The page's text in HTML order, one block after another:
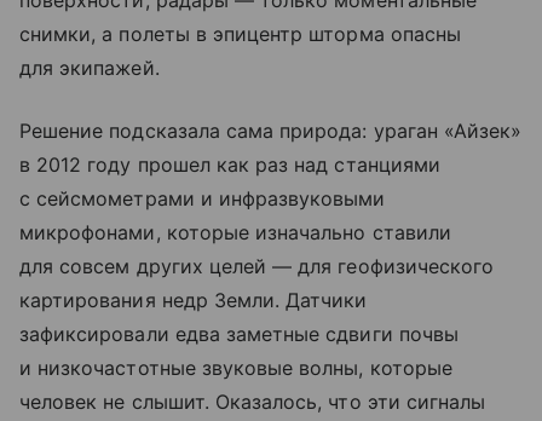
снимки, а полеты в эпицентр шторма опасны
для экипажей.
Решение подсказала сама природа: ураган «Айзек»
в 2012 году прошел как раз над станциями
с сейсмометрами и инфразвуковыми
микрофонами, которые изначально ставили
для совсем других целей — для геофизического
картирования недр Земли. Датчики
зафиксировали едва заметные сдвиги почвы
и низкочастотные звуковые волны, которые
человек не слышит. Оказалось, что эти сигналы